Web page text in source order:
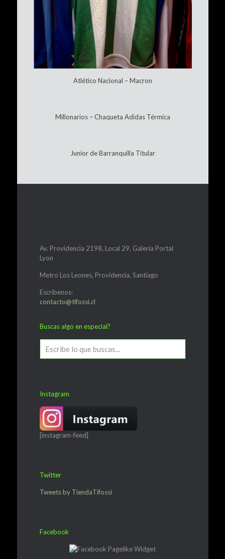
Atlético Nacional – Macron
Millonarios – Chaqueta Adidas Térmica
Junior de Barranquilla Titular
Av. Providencia 2198, Local 29, Galería Portal
Lyon
Metro Los Leones, Providencia, Santiago
Escríbenos:
contacto@tifossi.cl
Buscas algo en especial?
Instagram
[instagram-feed]
Twitter
Tweets by TiendaTifossi
Facebook